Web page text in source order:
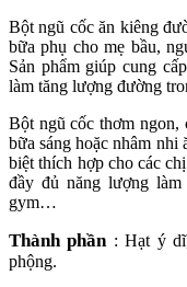
Bột ngũ cốc ăn kiêng
bữa phụ cho mẹ bầu,
Sản phẩm giúp cung
làm tăng lượng đường
Bột ngũ cốc thơm ngon,
bữa sáng hoặc nhâm
biệt thích hợp cho các
đầy đủ năng lượng
gym…
Thành phần : Hạt ý
phộng.